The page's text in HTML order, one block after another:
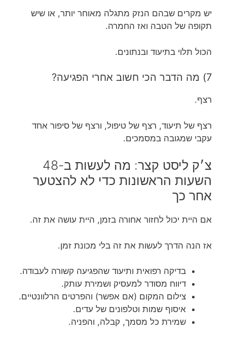
יש מקרים שבהם הנזק מתגלה מאוחר יותר, או שיש
תקופה של הטבה ואז החמרה.
הכול תלוי בתיעוד ובנתונים.
7) מה הדבר הכי חשוב אחרי הפגיעה?
רצף.
רצף של תיעוד, רצף של טיפול, ורצף של סיפור אחד
עקבי שמגובה במסמכים.
צ׳ק ליסט קצר: מה לעשות ב-48
השעות הראשונות כדי לא להצטער
אחר כך
אם היית יכול לחזור אחורה בזמן, היית עושה את זה.
אז הנה הדרך לעשות את זה בלי מכונת זמן.
בדיקה רפואית ותיעוד שהפגיעה קשורה לעבודה.
דיווח מסודר למעסיק ושמירת עותק.
צילום המקום (אם אפשר) והפרטים הרלוונטיים.
איסוף שמות וטלפונים של עדים.
שמירת כל מסמך, קבלה, והפניה.